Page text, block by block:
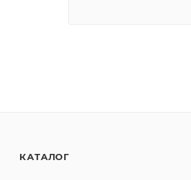
КАТАЛОГ